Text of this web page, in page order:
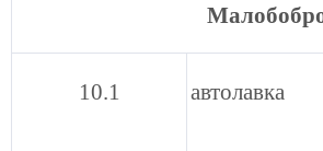
10.1 автолавка